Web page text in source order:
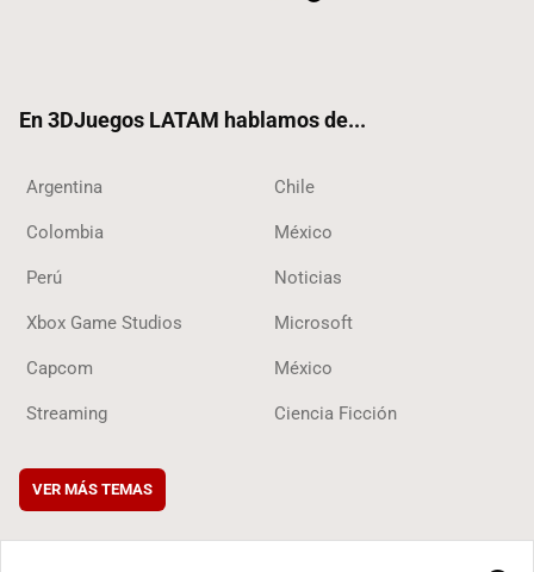
En 3DJuegos LATAM hablamos de...
Argentina Chile
Colombia México
Perú Noticias
Xbox Game Studios Microsoft
Capcom México
Streaming Ciencia Ficción
VER MÁS TEMAS